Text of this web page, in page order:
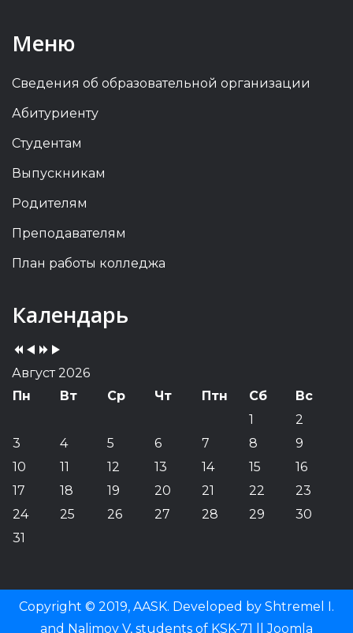
Меню
Сведения об образовательной организации
Абитуриенту
Студентам
Выпускникам
Родителям
Преподавателям
План работы колледжа
Календарь
Previous
Year
Previous
Month
YearMonth
Август 2026
Пн
Вт Ср Чт Птн Сб
Вс
1
2
3
4 5 6 7 8
9
10
11 12 13 14 15
16
17
18 19 20 21 22
23
24
25 26 27 28 29
30
31
Copyright © 2019, AASK. Developed by Shtremel I.
and Nalimov V, students of KSK-71 ||Joomla